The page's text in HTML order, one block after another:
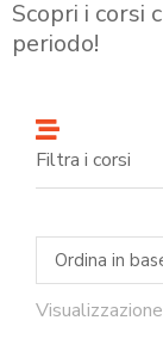
Scopri i corsi
periodo!
Filtra i corsi